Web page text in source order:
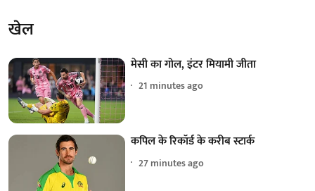
खेल
मेसी का गोल, इंटर मियामी जीता
21 minutes ago
कपिल के रिकॉर्ड के करीब स्टार्क
27 minutes ago